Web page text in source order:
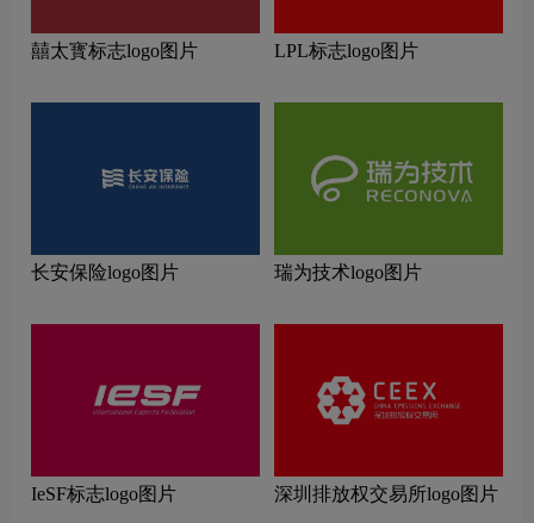
囍太寳标志logo图片 LPL标志logo图片
长安保险logo图片 瑞为技术logo图片
IeSF标志logo图片 深圳排放权交易所logo图片